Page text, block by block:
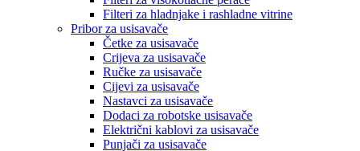
Filteri za hladnjake i rashladne vitrine
Pribor za usisavače
Četke za usisavače
Crijeva za usisavače
Ručke za usisavače
Cijevi za usisavače
Nastavci za usisavače
Dodaci za robotske usisavače
Električni kablovi za usisavače
Punjači za usisavače